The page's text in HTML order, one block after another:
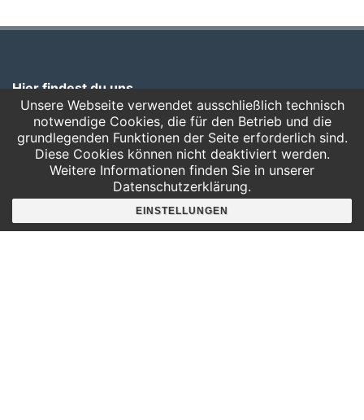
Hier findest du uns
Deutscher Platz 4
Aufgang G /3. Etage
04103 Leipzig
Google Maps
Angebote für
Unsere Webseite verwendet ausschließlich technisch
notwendige Cookies, die für den Betrieb und die
grundlegenden Funktionen der Seite erforderlich sind.
Diese Cookies können nicht deaktiviert werden.
Weitere Informationen finden Sie in unserer
Datenschutzerklärung.
EINSTELLUNGEN